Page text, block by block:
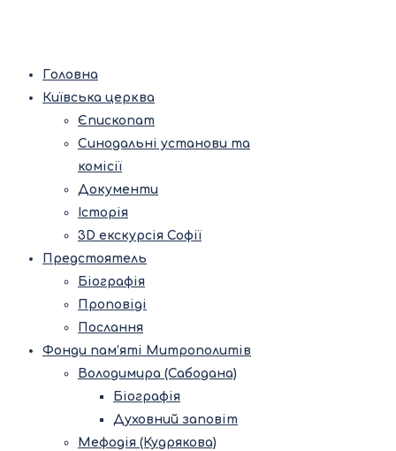
Головна
Київська церква
Єпископат
Синодальні установи та
комісії
Документи
Історія
3D екскурсія Софії
Предстоятель
Біографія
Проповіді
Послання
Фонди пам’яті Митрополитів
Володимира (Сабодана)
Біографія
Духовний заповіт
Мефодія (Кудрякова)